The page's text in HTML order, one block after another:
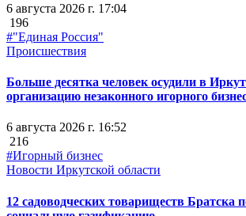
6 августа 2026 г. 17:04
196
#"Единая Россия"
Происшествия
Больше десятка человек осудили в
организацию незаконного игорного
6 августа 2026 г. 16:52
216
#Игорный бизнес
Новости Иркутской области
12 садоводческих товариществ Братска